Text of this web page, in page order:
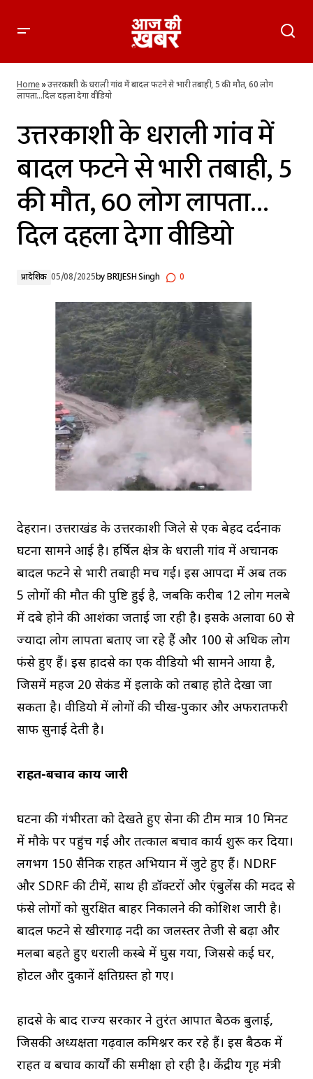
लोग लापता…दिल दहला देगा वीडियो
Home»उत्तरकाशी के धराली गांव में बादल फटने से भारी तबाही, 5 की मौत, 60 लोग
लापता…दिल दहला देगा वीडियो
उत्तरकाशी के धराली गांव में
बादल फटने से भारी तबाही, 5
की मौत, 60 लोग लापता…
दिल दहला देगा वीडियो
प्रादेशिक 05/08/2025byBRIJESH Singh 0
देहरादून। उत्तराखंड के उत्तरकाशी जिले से एक बेहद दर्दनाक
घटना सामने आई है। हर्षिल क्षेत्र के धराली गांव में अचानक
बादल फटने से भारी तबाही मच गई। इस आपदा में अब तक
5 लोगों की मौत की पुष्टि हुई है, जबकि करीब 12 लोग मलबे
में दबे होने की आशंका जताई जा रही है। इसके अलावा 60 से
ज्यादा लोग लापता बताए जा रहे हैं और 100 से अधिक लोग
फंसे हुए हैं। इस हादसे का एक वीडियो भी सामने आया है,
जिसमें महज 20 सेकंड में इलाके को तबाह होते देखा जा
सकता है। वीडियो में लोगों की चीख-पुकार और अफरातफरी
साफ सुनाई देती है।
राहत-बचाव कार्य जारी
घटना की गंभीरता को देखते हुए सेना की टीम मात्र 10 मिनट
में मौके पर पहुंच गई और तत्काल बचाव कार्य शुरू कर दिया।
लगभग 150 सैनिक राहत अभियान में जुटे हुए हैं। NDRF
और SDRF की टीमें, साथ ही डॉक्टरों और एंबुलेंस की मदद से
फंसे लोगों को सुरक्षित बाहर निकालने की कोशिश जारी है।
बादल फटने से खीरगाढ़ नदी का जलस्तर तेजी से बढ़ा और
मलबा बहते हुए धराली कस्बे में घुस गया, जिससे कई घर,
होटल और दुकानें क्षतिग्रस्त हो गए।
हादसे के बाद राज्य सरकार ने तुरंत आपात बैठक बुलाई,
जिसकी अध्यक्षता गढ़वाल कमिश्नर कर रहे हैं। इस बैठक में
राहत व बचाव कार्यों की समीक्षा हो रही है। केंद्रीय गृह मंत्री